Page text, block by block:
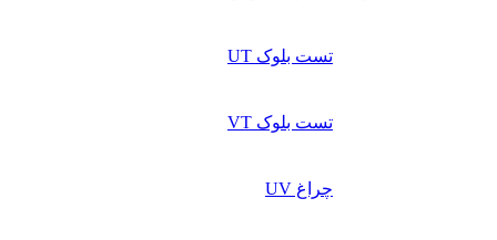
تست بلوک UT
تست بلوک VT
چراغ UV